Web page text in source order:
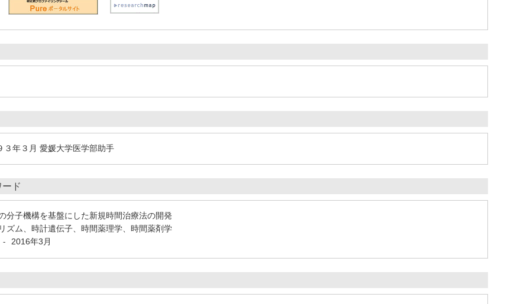
３年３月 愛媛大学医学部助手
ド
分子機構を基盤にした新規時間治療法の開発
ズム、時計遺伝子、時間薬理学、時間薬剤学
- 2016年3月